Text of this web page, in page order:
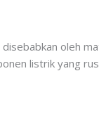
oleh
listrik yang